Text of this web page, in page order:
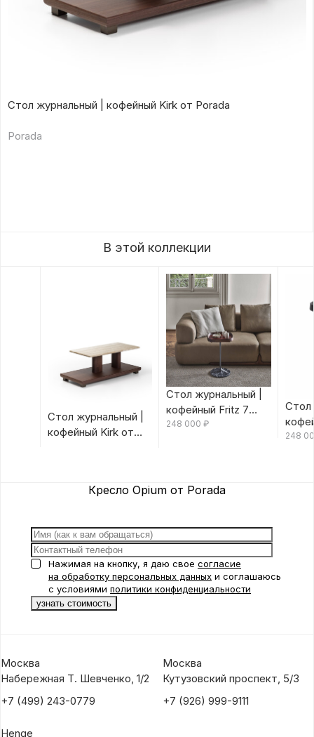
Стол журнальный | кофейный Kirk от Porada
Porada
В этой коллекции
Стол журнальный |
кофейный Kirk от
Стол журнальный |
кофейный Fritz 7
Canaletta/Rosso
248 000 ₽
Стол
248
Кресло Opium от Porada
Нажимая на кнопку, я даю свое согласие
на обработку персональных данных и соглашаюсь
с условиями политики конфиденциальности
Москва
Набережная Т. Шевченко, 1/2
+7 (499) 243-0779
Москва
Кутузовский проспект, 5/3
+7 (926) 999-9111
Henge